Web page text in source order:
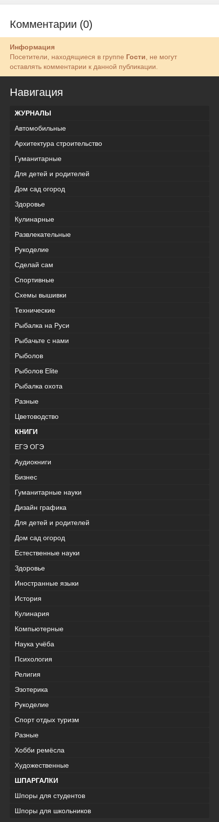
Комментарии (0)
Информация
Посетители, находящиеся в группе Гости, не могут
оставлять комментарии к данной публикации.
Навигация
ЖУРНАЛЫ
Автомобильные
Архитектура строительство
Гуманитарные
Для детей и родителей
Дом сад огород
Здоровье
Кулинарные
Развлекательные
Рукоделие
Сделай сам
Спортивные
Схемы вышивки
Технические
Рыбалка на Руси
Рыбачьте с нами
Рыболов
Рыболов Elite
Рыбалка охота
Разные
Цветоводство
КНИГИ
ЕГЭ ОГЭ
Аудиокниги
Бизнес
Гуманитарные науки
Дизайн графика
Для детей и родителей
Дом сад огород
Естественные науки
Здоровье
Иностранные языки
История
Кулинария
Компьютерные
Наука учёба
Психология
Религия
Эзотерика
Рукоделие
Спорт отдых туризм
Разные
Хобби ремёсла
Художественные
ШПАРГАЛКИ
Шпоры для студентов
Шпоры для школьников